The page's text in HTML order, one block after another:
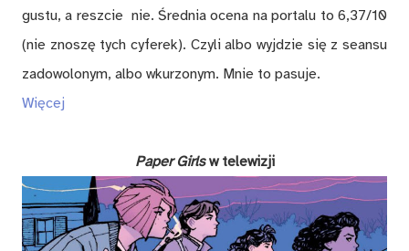
gustu, a reszcie nie. Średnia ocena na portalu to 6,37/10
(nie znoszę tych cyferek). Czyli albo wyjdzie się z seansu
zadowolonym, albo wkurzonym. Mnie to pasuje.
Więcej
Paper Girlsw telewizji